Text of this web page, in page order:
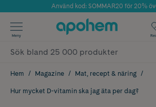
Årets Butik 2025 inom Skönhet
Använd kod: SOMMAR20 för 20%
✓ Fri frakt
✓ Poäng på alla köp*
Meny
Hem Magazine Mat, recept & näring
Hur mycket D-vitamin ska jag äta per dag?